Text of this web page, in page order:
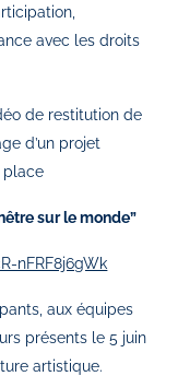
avec les droits
de restitution de
d’un projet
place
sur le monde”
nFRF8j6gWk
aux équipes
présents le 5 juin
artistique.